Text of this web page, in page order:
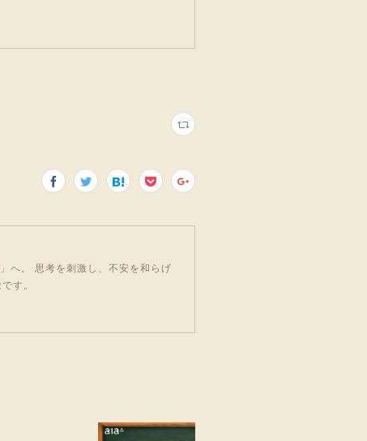
へ。 思考を刺激し、不安を和らげ
す。